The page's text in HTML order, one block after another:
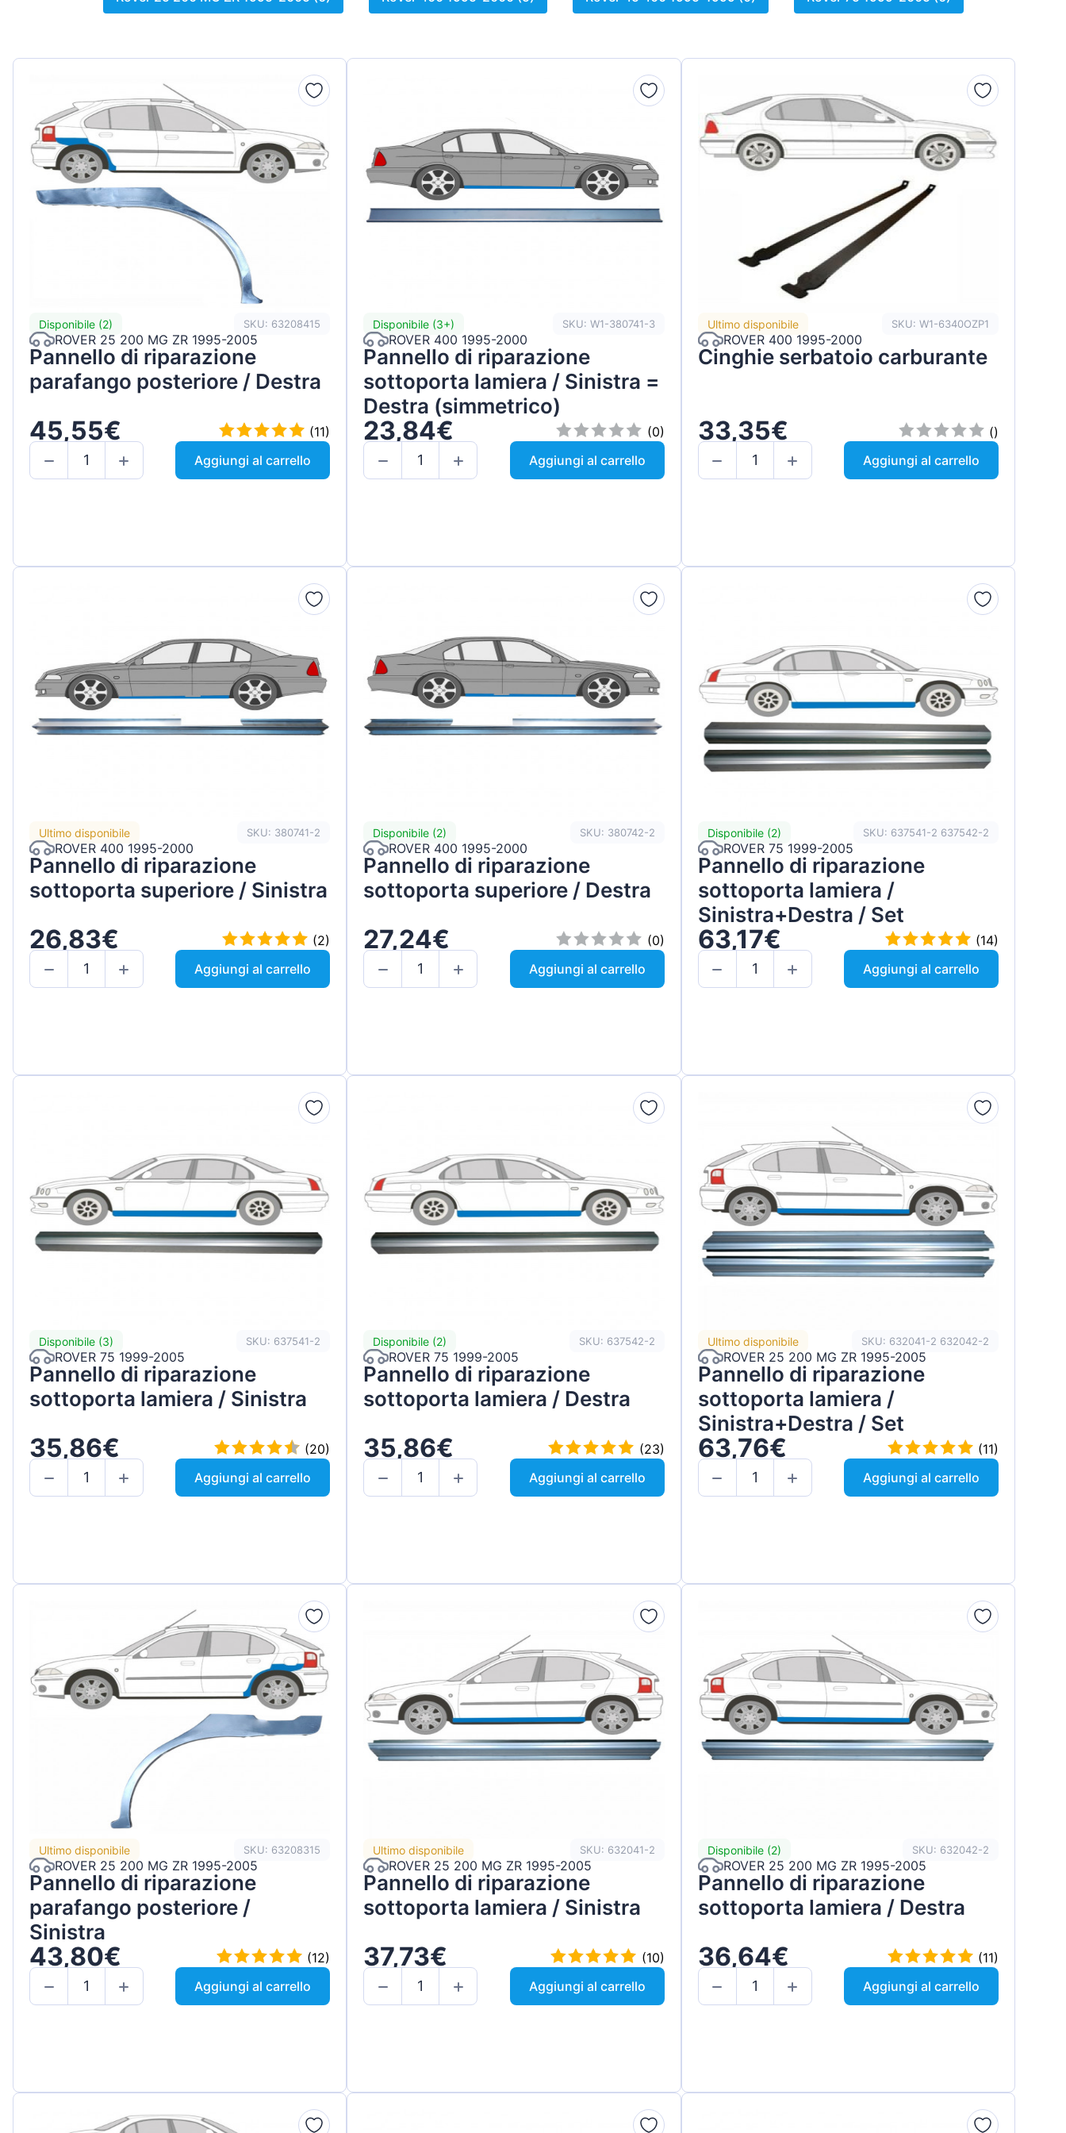
Peugeot
Seat
Suzuki
Tesla
Disponibile (2) SKU: 63208415
ROVER 25 200 MG ZR 1995-2005
Pannello di riparazione
parafango posteriore / Destra
45,55€
(11)
Aggiungi al carrello
Disponibile (3+) SKU: W1-380741-3
ROVER 400 1995-2000
Pannello di riparazione
sottoporta lamiera / Sinistra =
Destra (simmetrico)
23,84€
(0)
Aggiungi al carrello
Ultimo disponibile SKU: W1-6340OZP1
ROVER 400 1995-2000
Cinghie serbatoio carburante
33,35€
()
Aggiungi al carrello
Ultimo disponibile SKU: 380741-2
ROVER 400 1995-2000
Pannello di riparazione
sottoporta superiore / Sinistra
26,83€
(2)
Aggiungi al carrello
Disponibile (2) SKU: 380742-2
ROVER 400 1995-2000
Pannello di riparazione
sottoporta superiore / Destra
27,24€
(0)
Aggiungi al carrello
Disponibile (2) SKU: 637541-2 637542-2
ROVER 75 1999-2005
Pannello di riparazione
sottoporta lamiera /
Sinistra+Destra / Set
63,17€
(14)
Aggiungi al carrello
Disponibile (3) SKU: 637541-2
ROVER 75 1999-2005
Pannello di riparazione
sottoporta lamiera / Sinistra
35,86€
(20)
Aggiungi al carrello
Disponibile (2) SKU: 637542-2
ROVER 75 1999-2005
Pannello di riparazione
sottoporta lamiera / Destra
35,86€
(23)
Aggiungi al carrello
Ultimo disponibile SKU: 632041-2 632042-2
ROVER 25 200 MG ZR 1995-2005
Pannello di riparazione
sottoporta lamiera /
Sinistra+Destra / Set
63,76€
(11)
Aggiungi al carrello
Ultimo disponibile SKU: 63208315
ROVER 25 200 MG ZR 1995-2005
Pannello di riparazione
parafango posteriore /
Sinistra
43,80€
(12)
Aggiungi al carrello
Ultimo disponibile SKU: 632041-2
ROVER 25 200 MG ZR 1995-2005
Pannello di riparazione
sottoporta lamiera / Sinistra
37,73€
(10)
Aggiungi al carrello
Disponibile (2) SKU: 632042-2
ROVER 25 200 MG ZR 1995-2005
Pannello di riparazione
sottoporta lamiera / Destra
36,64€
(11)
Aggiungi al carrello